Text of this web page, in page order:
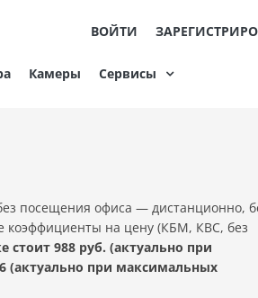
ВОЙТИ
Камеры Сервисы
посещения офиса — дистанционно,
коэффициенты на цену (КБМ, КВС, без
988 руб. (актуально при
(актуально при максимальных